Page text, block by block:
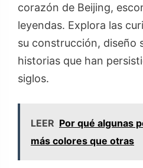
corazón de Beijing,
leyendas. Explora las
su construcción, diseño
historias que han
siglos.
LEER Por qué algunas
más colores que otras